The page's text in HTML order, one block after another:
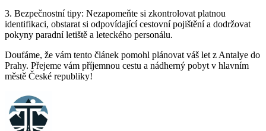
3. Bezpečnostní tipy: Nezapomeňte si zkontrolovat platnou
identifikaci, obstarat si odpovídající cestovní pojištění a dodržovat
pokyny paradní letiště a leteckého personálu.
Doufáme, že vám tento článek pomohl plánovat váš let z Antalye do
Prahy. Přejeme vám příjemnou cestu a nádherný pobyt v hlavním
městě České republiky!